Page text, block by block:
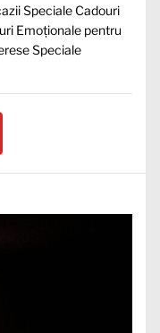
Speciale Cadouri
Emoționale pentru
Speciale